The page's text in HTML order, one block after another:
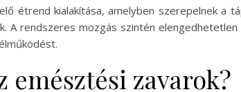
étrend kialakítása, amelyben szerepelnek a
A rendszeres mozgás szintén
emésztési zavarok?